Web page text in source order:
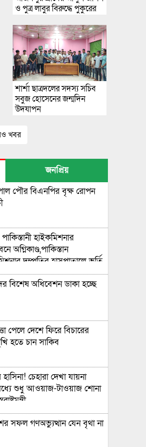
ও পুত্র লাবুর বিরুদ্ধে পুকুরের
অভিযোগ উঠেছে
শার্শা ছাত্রদলের সদস্য সচিব
সবুজ হোসেনের জন্মদিন
উদযাপন
খবর
জনপ্রিয়
পৌর বিএনপির বৃক্ষ রোপন
হাইকমিশনার
অগ্নিকাণ্ড,পাকিস্তান
দম্পতির হাসপাতালে ভর্তি
বিশেষ অধিবেশন ডাকা হচ্ছে
পেলে দেশে ফিরে বিচারের
হতে চান সাকিব
চেহারা দেখা যায়না
শুধু আওয়াজ-টাওয়াজ শোনা
সফল গণঅভ্যুত্থান যেন বৃথা না